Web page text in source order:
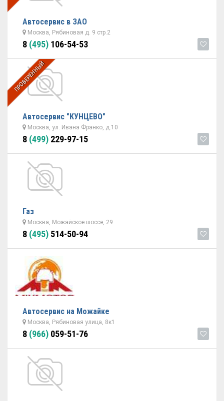
Автосервис в ЗАО
Москва, Рябиновая д. 9 стр.2
8 (495) 106-54-53
ПРОВЕРЕННЫЙ
Автосервис "КУНЦЕВО"
Москва, ул. Ивана Франко, д.10
8 (499) 229-97-15
Газ
Москва, Можайское шоссе, 29
8 (495) 514-50-94
Автосервис на Можайке
Москва, Рябиновая улица, 8к1
8 (966) 059-51-76